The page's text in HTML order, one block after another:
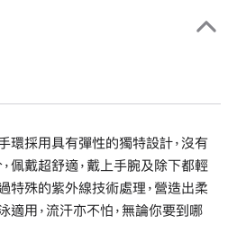
環採用具有彈性的獨特設計，沒有
佩戴超舒適，戴上手腕及除下都輕
特殊的紫外線技術處理，營造出柔
適用，流汗亦不怕，無論你要到哪